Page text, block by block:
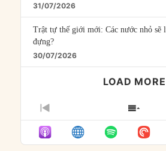
31/07/2026
Trật tự thế giới mới: Các nước nhỏ sẽ
đựng?
30/07/2026
LOAD MORE
PREVIOUS
EPISODE
LIST